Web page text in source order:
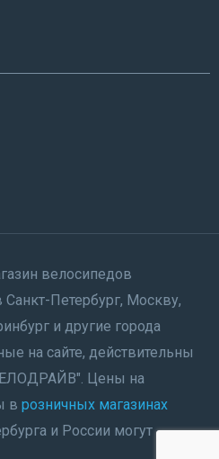
велосипедов
Петербург, Москву,
и другие города
на сайте, действительны
Цены на
в розничных магазинах
и России могут